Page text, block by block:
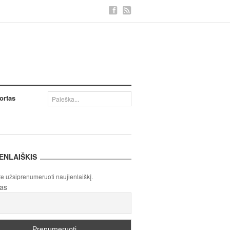
užsiprenumeruoti naujienlaiškį.